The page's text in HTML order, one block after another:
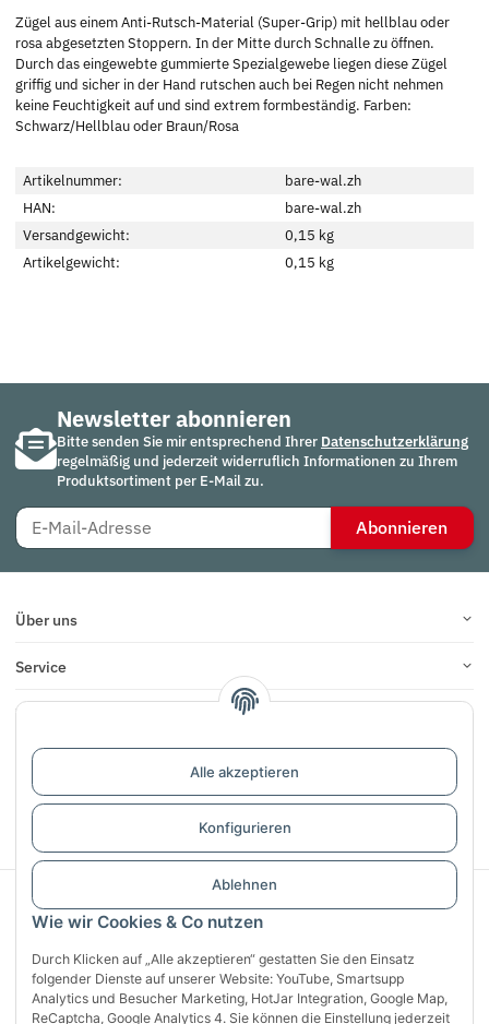
Wie wir Cookies & Co nutzen
Durch Klicken auf „Alle akzeptieren“ gestatten Sie den Einsatz
folgender Dienste auf unserer Website: YouTube, Smartsupp
Analytics und Besucher Marketing, HotJar Integration, Google Map,
ReCaptcha, Google Analytics 4. Sie können die Einstellung jederzeit
Alle akzeptieren
Konfigurieren
Ablehnen
Zügel aus einem Anti-Rutsch-Material (Super-Grip) mit hellblau oder
rosa abgesetzten Stoppern. In der Mitte durch Schnalle zu öffnen.
Durch das eingewebte gummierte Spezialgewebe liegen diese Zügel
griffig und sicher in der Hand rutschen auch bei Regen nicht nehmen
keine Feuchtigkeit auf und sind extrem formbeständig. Farben:
Schwarz/Hellblau oder Braun/Rosa
Artikelnummer:
bare-wal.zh
HAN:
bare-wal.zh
Versandgewicht:
0,15 kg
Artikelgewicht:
0,15 kg
Newsletter abonnieren
Bitte senden Sie mir entsprechend Ihrer Datenschutzerklärung
regelmäßig und jederzeit widerruflich Informationen zu Ihrem
Produktsortiment per E-Mail zu.
Abonnieren
Über uns
Service
Infos
Bewertungen
Vertrag widerrufen